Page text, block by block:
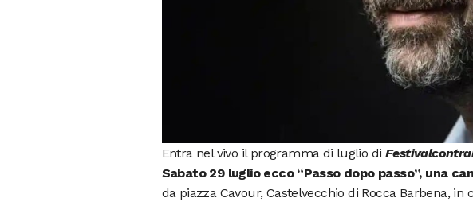
Entra nel vivo il programma di luglio di
Sabato 29 luglio ecco “Passo dopo passo”, una
da piazza Cavour, Castelvecchio di Rocca Barbena,